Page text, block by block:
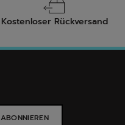
Kostenloser Rückversand
ABONNIEREN